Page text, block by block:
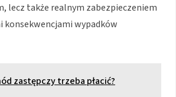
lecz także realnym zabezpieczeniem
konsekwencjami wypadków
zastępczy trzeba płacić?